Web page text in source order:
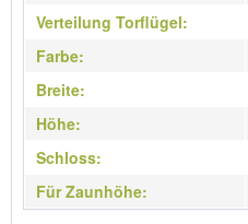
Verteilung Torflügel:
Farbe:
Breite:
Höhe:
Schloss:
Für Zaunhöhe: